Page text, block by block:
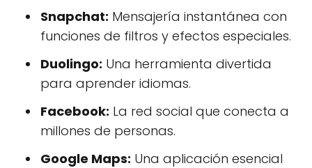
Snapchat: Mensajería instantánea con
funciones de filtros y efectos especiales.
Duolingo: Una herramienta divertida
para aprender idiomas.
Facebook: La red social que conecta a
millones de personas.
Google Maps: Una aplicación esencial